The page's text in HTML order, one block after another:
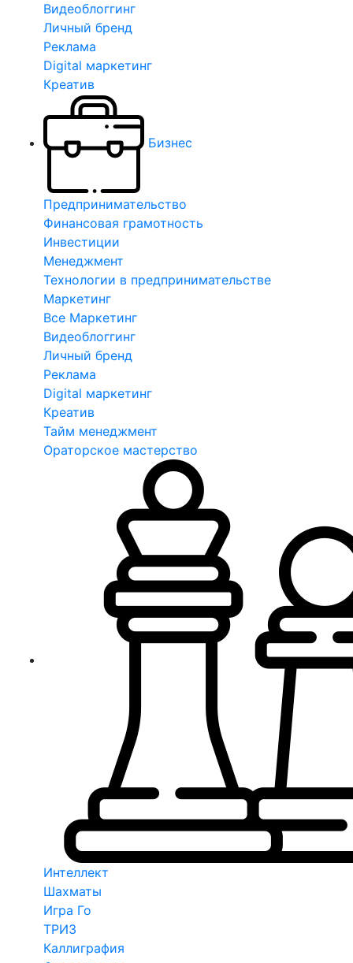
Видеоблоггинг
Личный бренд
Реклама
Digital маркетинг
Креатив
Бизнес
Предпринимательство
Финансовая грамотность
Инвестиции
Менеджмент
Технологии в предпринимательстве
Маркетинг
Все Маркетинг
Видеоблоггинг
Личный бренд
Реклама
Digital маркетинг
Креатив
Тайм менеджмент
Ораторское мастерство
Интеллект
Шахматы
Игра Го
ТРИЗ
Каллиграфия